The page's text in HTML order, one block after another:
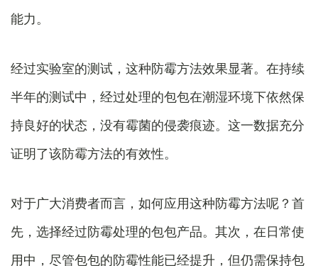
能力。
经过实验室的测试，这种防霉方法效果显著。在持续
半年的测试中，经过处理的包包在潮湿环境下依然保
持良好的状态，没有霉菌的侵袭痕迹。这一数据充分
证明了该防霉方法的有效性。
对于广大消费者而言，如何应用这种防霉方法呢？首
先，选择经过防霉处理的包包产品。其次，在日常使
用中，尽管包包的防霉性能已经提升，但仍需保持包